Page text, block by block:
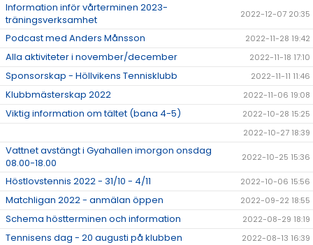
Information inför vårterminen 2023-
träningsverksamhet
2022-12-07 20:35
Podcast med Anders Månsson 2022-11-28 19:42
Alla aktiviteter i november/december 2022-11-18 17:10
Sponsorskap - Höllvikens Tennisklubb 2022-11-11 11:46
Klubbmästerskap 2022 2022-11-06 19:08
Viktig information om tältet (bana 4-5)
2022-10-28 15:25
2022-10-27 18:39
Vattnet avstängt i Gyahallen imorgon onsdag
08.00-18.00
2022-10-25 15:36
Höstlovstennis 2022 - 31/10 - 4/11 2022-10-06 15:56
Matchligan 2022 - anmälan öppen 2022-09-22 18:55
Schema höstterminen och information 2022-08-29 18:19
Tennisens dag - 20 augusti på klubben 2022-08-13 16:39